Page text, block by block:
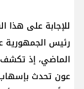
للإجابة على هذا
رئيس الجمهورية
الماضي، إذ تكشف
عون تحدث بإسهاب